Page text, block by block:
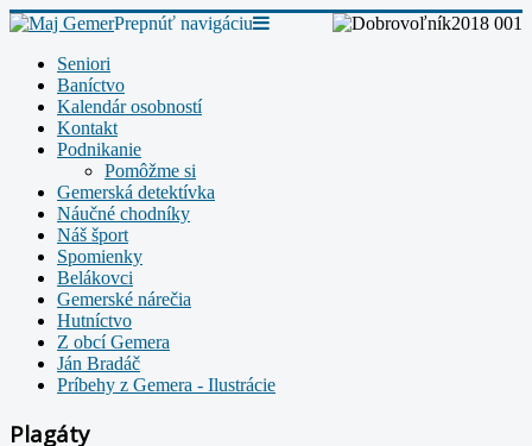
Prepnúť navigáciu
Seniori
Baníctvo
Kalendár osobností
Kontakt
Podnikanie
Pomôžme si
Gemerská detektívka
Náučné chodníky
Náš šport
Spomienky
Belákovci
Gemerské nárečia
Hutníctvo
Z obcí Gemera
Ján Bradáč
Príbehy z Gemera - Ilustrácie
Plagáty